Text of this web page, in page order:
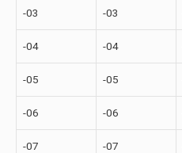
-03 -03
-04 -04
-05 -05
-06 -06
-07 -07